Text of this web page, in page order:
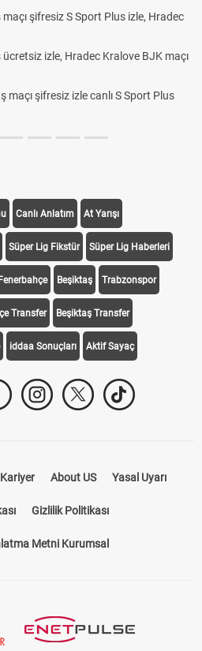
şifresiz S Sport Plus izle, Hradec
izle, Hradec Kralove BJK maçı
maçı şifresiz izle canlı S Sport Plus
Canlı Anlatım At Yarışı
Süper Lig Fikstür Süper Lig Haberleri
Fenerbahçe Beşiktaş Trabzonspor
Transfer Beşiktaş Transfer
iddaa Sonuçları Aktif Sayaç
Kariyer About US Yasal Uyarı
Gizlilik Politikası
Metni Kurumsal